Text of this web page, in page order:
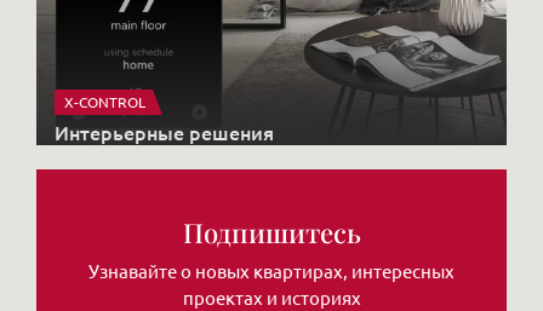
X-CONTROL
Интерьерные решения
Подпишитесь
Узнавайте о новых квартирах, интересных
проектах и историях